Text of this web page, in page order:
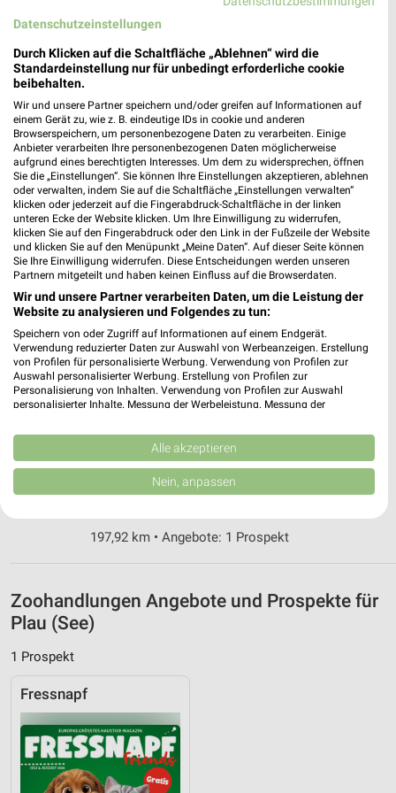
Fressnapf Rostock II
18059 Rostock
193,72 km • Angebote: 1 Prospekt
MEGAZOO Bentwisch
Hansestraße 28a
18182 Bentwisch
Heute 09:30 - 19:00 Uhr |
Geschlossen
194,74 km • Angebote: 1 Prospekt
MegaZoo Rostock Bentwisch
Hansestraße 28a
18182 Bentwisch bei Rostock
194,74 km • Angebote: 1 Prospekt
❯
Fressnapf Rostock
Hornissenweg 7
18069 Rostock
197,92 km • Angebote: 1 Prospekt
Zoohandlungen Angebote und Prospekte für
Plau (See)
1 Prospekt
Fressnapf
Datenschutzeinstellungen
Durch Klicken auf die Schaltfläche „Ablehnen“ wird die
Standardeinstellung nur für unbedingt erforderliche cookie
beibehalten.
Wir und unsere Partner speichern und/oder greifen auf Informationen auf
einem Gerät zu, wie z. B. eindeutige IDs in cookie und anderen
Browserspeichern, um personenbezogene Daten zu verarbeiten. Einige
Anbieter verarbeiten Ihre personenbezogenen Daten möglicherweise
aufgrund eines berechtigten Interesses. Um dem zu widersprechen, öffnen
Sie die „Einstellungen“. Sie können Ihre Einstellungen akzeptieren, ablehnen
oder verwalten, indem Sie auf die Schaltfläche „Einstellungen verwalten“
klicken oder jederzeit auf die Fingerabdruck-Schaltfläche in der linken
unteren Ecke der Website klicken. Um Ihre Einwilligung zu widerrufen,
klicken Sie auf den Fingerabdruck oder den Link in der Fußzeile der Website
und klicken Sie auf den Menüpunkt „Meine Daten“. Auf dieser Seite können
Sie Ihre Einwilligung widerrufen. Diese Entscheidungen werden unseren
Partnern mitgeteilt und haben keinen Einfluss auf die Browserdaten.
Wir und unsere Partner verarbeiten Daten, um die Leistung der
Website zu analysieren und Folgendes zu tun:
Speichern von oder Zugriff auf Informationen auf einem Endgerät.
Verwendung reduzierter Daten zur Auswahl von Werbeanzeigen. Erstellung
von Profilen für personalisierte Werbung. Verwendung von Profilen zur
Auswahl personalisierter Werbung. Erstellung von Profilen zur
Personalisierung von Inhalten. Verwendung von Profilen zur Auswahl
personalisierter Inhalte. Messung der Werbeleistung. Messung der
Kombinationen von Daten aus verschiedenen Quellen. Entwicklung und
Verbesserung der Angebote. Verwendung reduzierter Daten zur Auswahl
von Inhalten.
Daten können außerhalb der Europäischen Union weitergegeben und in die
Website/App.
Partnerliste anzeigen (1 IAB-Anbieter)
Speichern von oder Zugriff auf Informationen
auf einem Endgerät
Verwendung reduzierter Daten zur Auswahl von
Werbung
Verwendung von Profilen zur Auswahl
personalisierter Werbung
Alle akzeptieren
Nein, anpassen